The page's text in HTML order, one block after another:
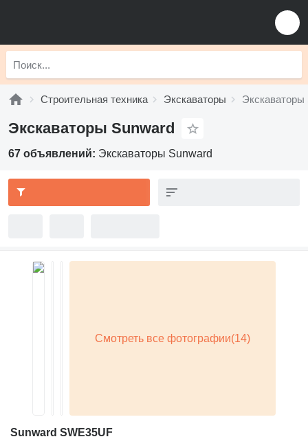
Строительная техника Экскаваторы Экскаваторы
Экскаваторы Sunward
67 объявлений: Экскаваторы Sunward
Sunward SWE35UF